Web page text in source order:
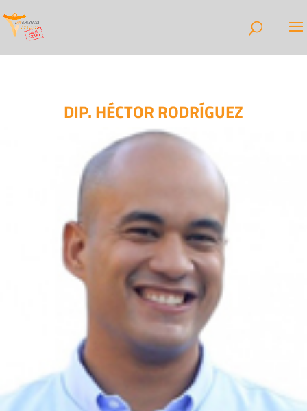
DIP. HÉCTOR RODRÍGUEZ